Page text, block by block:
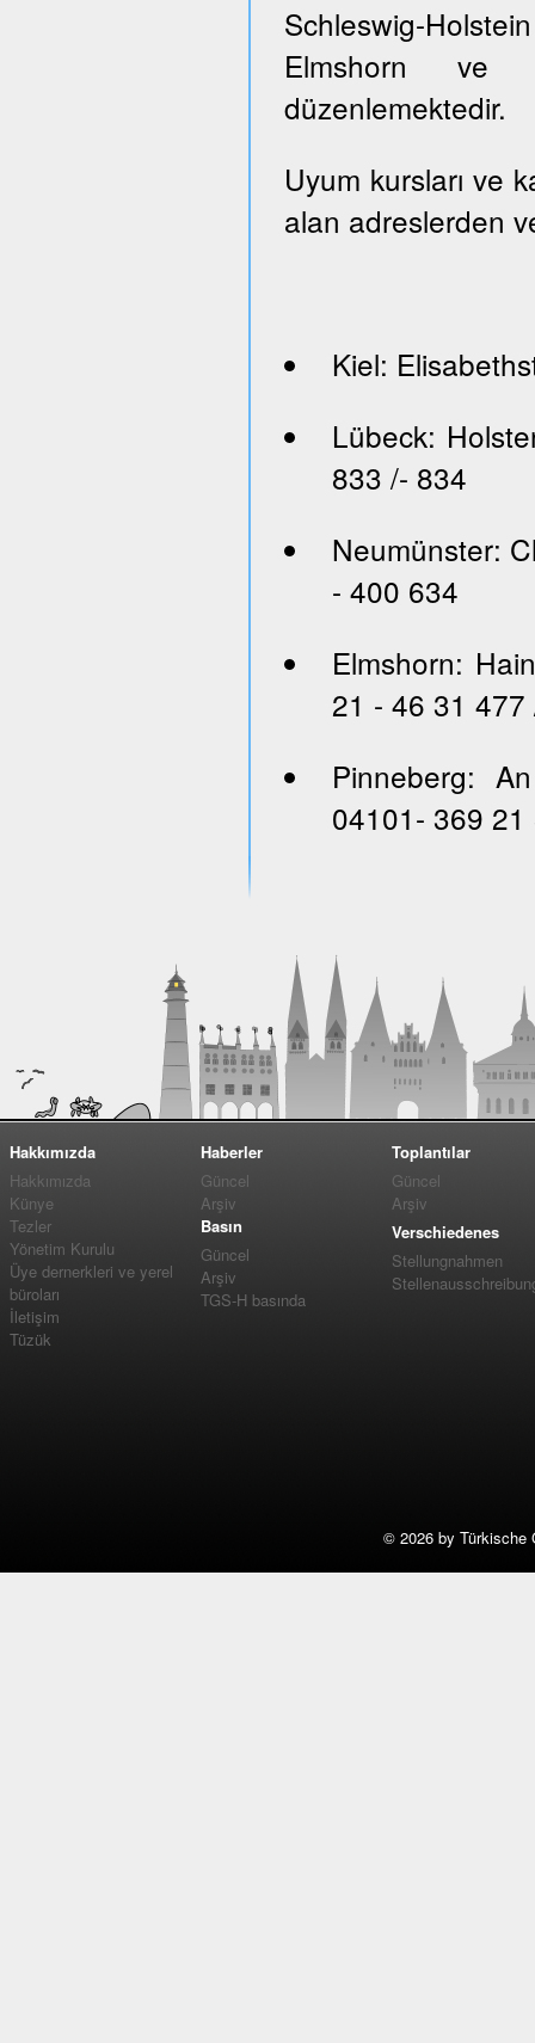
Schleswig-
Elmshorn ve
düzenlemektedir.
Uyum kursları ve
alan adreslerden
Kiel:
Lübeck:
833 /- 834
Neumünster:
- 400 634
Elmshorn:
21 - 46 31 477
Pinneberg:
04101- 369 21
Hakkımızda
Hakkımızda
Künye
Tezler
Yönetim Kurulu
Üye dernerkleri ve yerel
büroları
İletişim
Tüzük
Haberler
Güncel
Arşiv
Basın
Güncel
Arşiv
TGS-H basında
Toplantılar
Güncel
Arşiv
Verschiedenes
Stellungnahmen
© 2026 by Türkische